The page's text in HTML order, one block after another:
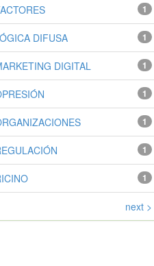
1
1
DIFUSA
1
DIGITAL
1
1
1
1
next >